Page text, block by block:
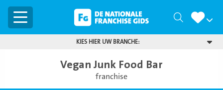
Menu Zoeken
KIES HIER UW BRANCHE:
Vegan Junk Food Bar
franchise